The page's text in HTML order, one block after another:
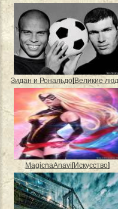
Зидан и Рональдо[Великие
MagicnaAnavi [Искусство]